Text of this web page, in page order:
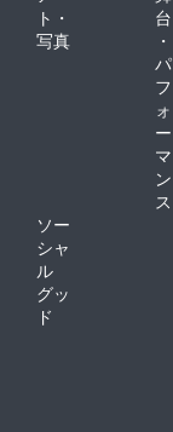
ト・
写真
台
・
パ
フ
ォ
ー
マ
ン
ス
ソー
シャ
ル
グッ
ド